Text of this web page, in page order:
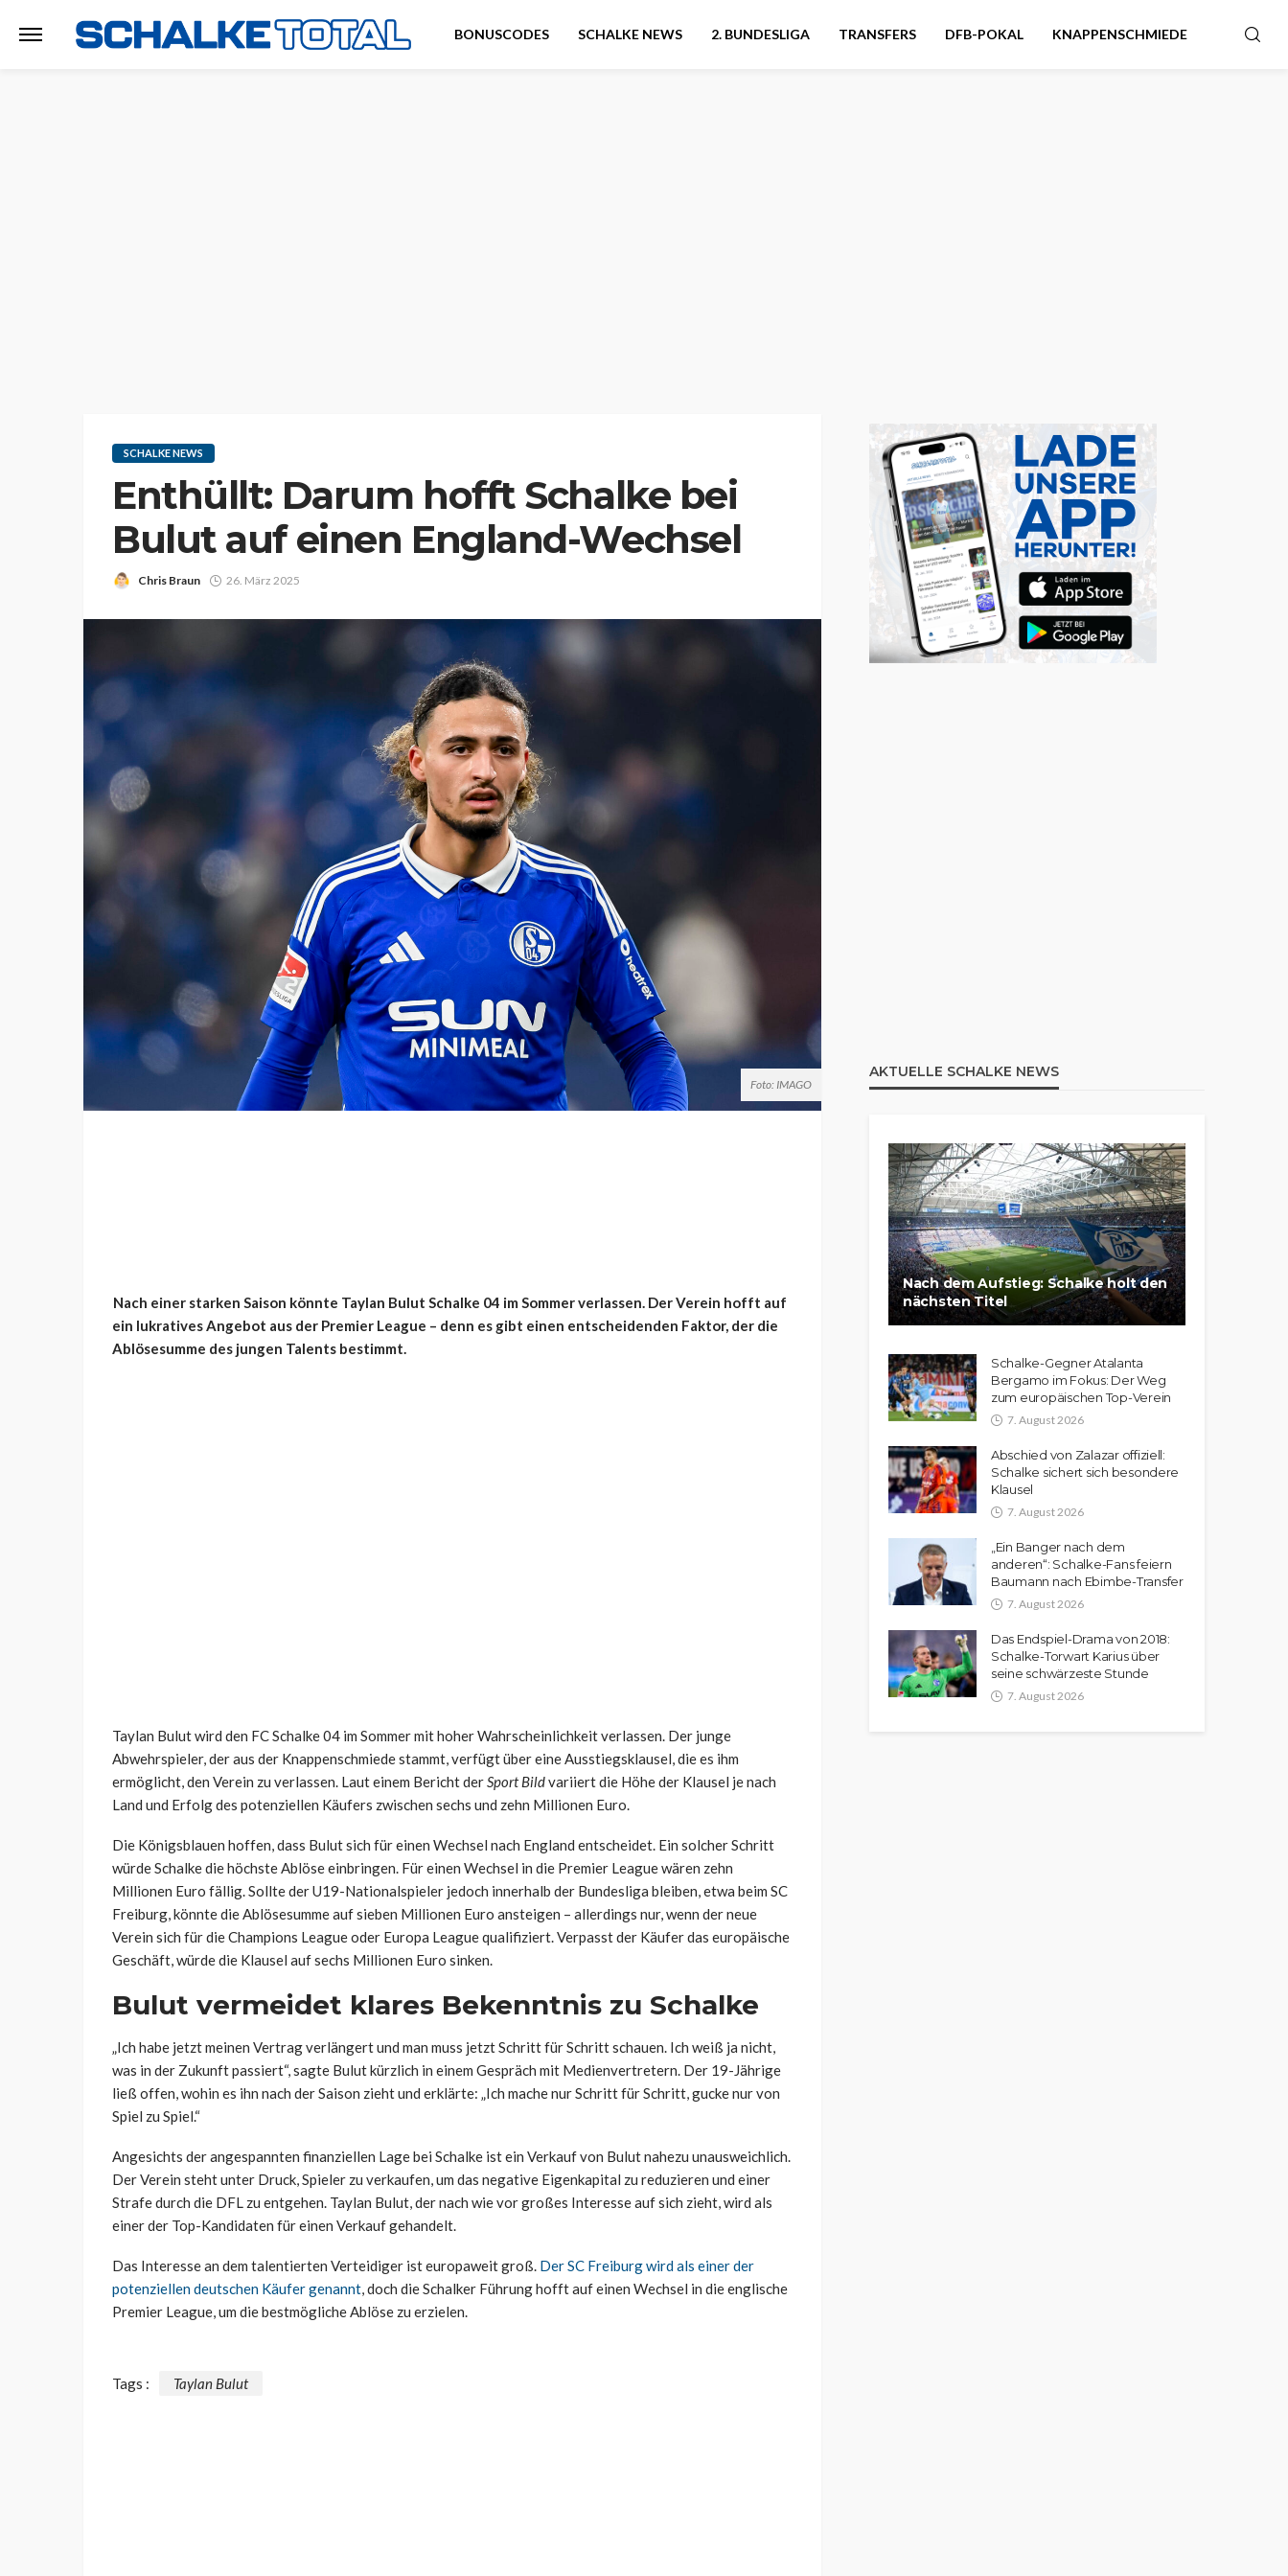
BONUSCODES SCHALKE NEWS 2. BUNDESLIGA TRANSFERS DFB-POKAL KNAPPENSCHMIEDE
SCHALKE NEWS
Enthüllt: Darum hofft Schalke bei
Bulut auf einen England-Wechsel
Chris Braun 26. März 2025
Foto: IMAGO
Nach einer starken Saison könnte Taylan Bulut Schalke 04 im Sommer verlassen. Der Verein hofft auf
ein lukratives Angebot aus der Premier League – denn es gibt einen entscheidenden Faktor, der die
Ablösesumme des jungen Talents bestimmt.
Taylan Bulut wird den FC Schalke 04 im Sommer mit hoher Wahrscheinlichkeit verlassen. Der junge
Abwehrspieler, der aus der Knappenschmiede stammt, verfügt über eine Ausstiegsklausel, die es ihm
ermöglicht, den Verein zu verlassen. Laut einem Bericht derSport Bildvariiert die Höhe der Klausel je nach
Land und Erfolg des potenziellen Käufers zwischen sechs und zehn Millionen Euro.
Die Königsblauen hoffen, dass Bulut sich für einen Wechsel nach England entscheidet. Ein solcher Schritt
würde Schalke die höchste Ablöse einbringen. Für einen Wechsel in die Premier League wären zehn
Millionen Euro fällig. Sollte der U19-Nationalspieler jedoch innerhalb der Bundesliga bleiben, etwa beim SC
Freiburg, könnte die Ablösesumme auf sieben Millionen Euro ansteigen – allerdings nur, wenn der neue
Verein sich für die Champions League oder Europa League qualifiziert. Verpasst der Käufer das europäische
Geschäft, würde die Klausel auf sechs Millionen Euro sinken.
Bulut vermeidet klares Bekenntnis zu Schalke
„Ich habe jetzt meinen Vertrag verlängert und man muss jetzt Schritt für Schritt schauen. Ich weiß ja nicht,
was in der Zukunft passiert“, sagte Bulut kürzlich in einem Gespräch mit Medienvertretern. Der 19-Jährige
ließ offen, wohin es ihn nach der Saison zieht und erklärte: „Ich mache nur Schritt für Schritt, gucke nur von
Spiel zu Spiel.“
Angesichts der angespannten finanziellen Lage bei Schalke ist ein Verkauf von Bulut nahezu unausweichlich.
Der Verein steht unter Druck, Spieler zu verkaufen, um das negative Eigenkapital zu reduzieren und einer
Strafe durch die DFL zu entgehen. Taylan Bulut, der nach wie vor großes Interesse auf sich zieht, wird als
einer der Top-Kandidaten für einen Verkauf gehandelt.
Das Interesse an dem talentierten Verteidiger ist europaweit groß. Der SC Freiburg wird als einer der
potenziellen deutschen Käufer genannt, doch die Schalker Führung hofft auf einen Wechsel in die englische
Premier League, um die bestmögliche Ablöse zu erzielen.
Tags : Taylan Bulut
AKTUELLE SCHALKE NEWS
Nach dem Aufstieg: Schalke holt den
nächsten Titel
Schalke-Gegner Atalanta
Bergamo im Fokus: Der Weg
zum europäischen Top-Verein
7. August 2026
Abschied von Zalazar offiziell:
Schalke sichert sich besondere
Klausel
7. August 2026
„Ein Banger nach dem
anderen“: Schalke-Fans feiern
Baumann nach Ebimbe-Transfer
7. August 2026
Das Endspiel-Drama von 2018:
Schalke-Torwart Karius über
seine schwärzeste Stunde
7. August 2026